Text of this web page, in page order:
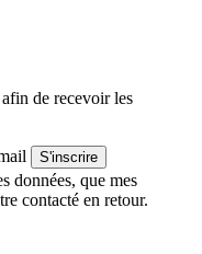
de recevoir les
S'inscrire
données, que mes
contacté en retour.